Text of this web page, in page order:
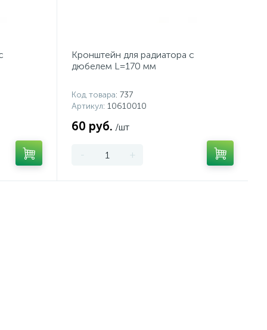
Кронштейн для радиатора с
дюбелем L=170 мм
Код товара: 737
Артикул: 10610010
60 руб. /шт
- +